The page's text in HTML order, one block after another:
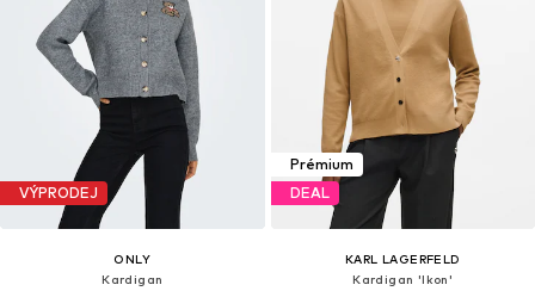
VÝPRODEJ
ONLY
Kardigan
Prémium
DEAL
KARL LAGERFELD
Kardigan 'Ikon'